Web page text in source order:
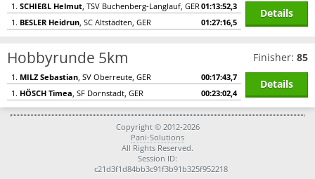
1. SCHIEßL Helmut, TSV Buchenberg-Langlauf, GER01:13:52,3
1. BESLER Heidrun, SC Altstädten, GER 01:27:16,5
Details
Hobbyrunde 5km
1. MILZ Sebastian, SV Oberreute, GER
00:17:43,7
1. HÖSCH Timea, SF Dornstadt, GER 00:23:02,4
Finisher: 85
Details
Copyright © 2012-2026
Pani-Solutions
All Rights Reserved.
Session ID:
c21d3f1d84bb3c91f3b91b325f952218